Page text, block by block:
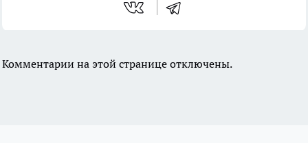
Комментарии на этой странице отключены.